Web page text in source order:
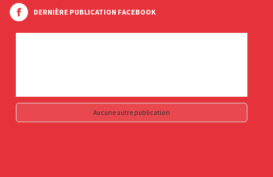
DERNIÈRE PUBLICATION FACEBOOK
Aucune autre publication